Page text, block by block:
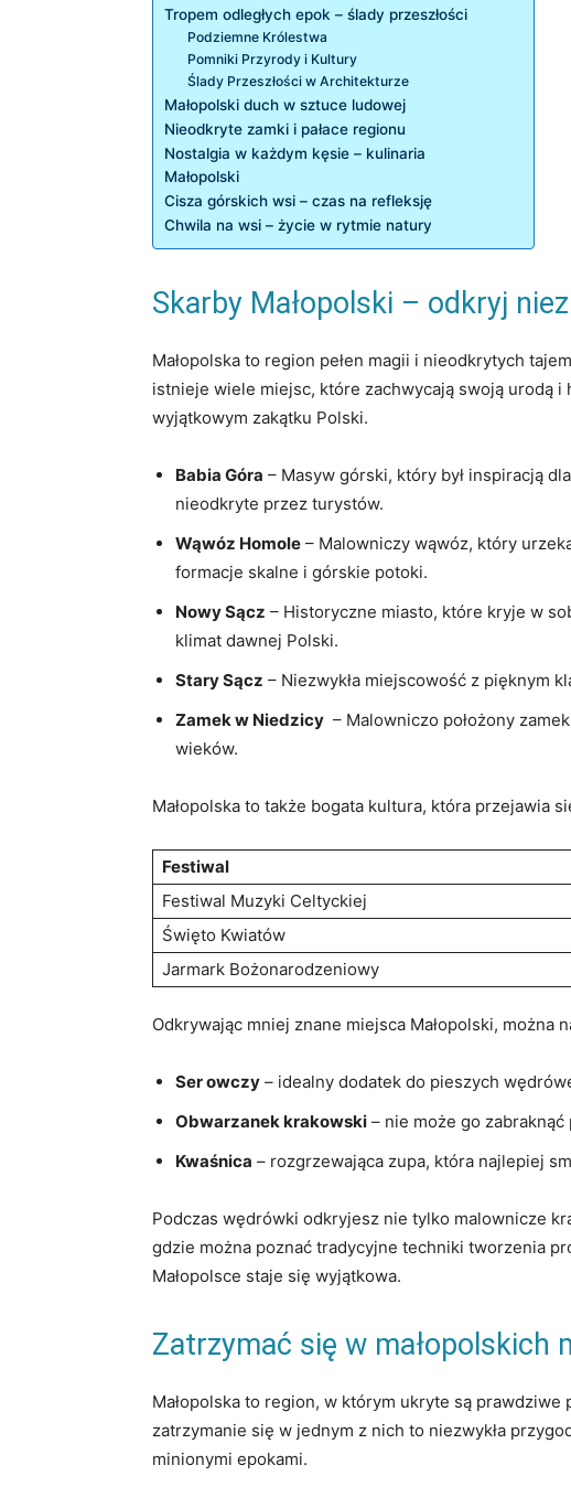
Tropem odległych epok⁢ – ślady przeszłości
Podziemne Królestwa
Pomniki ‍Przyrody i Kultury
Ślady Przeszłości w ​Architekturze
Małopolski duch w sztuce ludowej
Nieodkryte ‌zamki i​ pałace⁢ regionu
Nostalgia⁤ w każdym kęsie – kulinaria
Małopolski
Cisza ‍górskich wsi – czas na refleksję
Chwila na ⁤wsi – życie ​w rytmie natury
Skarby Małopolski –‍ odkryj
Małopolska to region pełen magii⁢ i nieodkrytych
istnieje wiele miejsc, które‍ zachwycają swoją urodą⁣
⁢wyjątkowym zakątku Polski.
Babia Góra – Masyw górski,⁢ który był inspiracją
nieodkryte przez ‌turystów.
Wąwóz Homole – ⁣Malowniczy wąwóz, który
formacje skalne i górskie potoki.
Nowy ⁣Sącz – Historyczne miasto, ​które kryje w
klimat dawnej Polski.
Stary Sącz –‍ Niezwykła miejscowość​ z pięknym⁢
Zamek w Niedzicy
– ​Malowniczo ⁤położony
wieków.
Małopolska to także bogata kultura, która przejawia
Festiwal
Festiwal Muzyki ⁣Celtyckiej
Święto Kwiatów
Jarmark Bożonarodzeniowy
Odkrywając​ mniej ‌znane miejsca Małopolski,​ można‍
Ser ​owczy – idealny dodatek do pieszych
Obwarzanek krakowski – nie może go
Kwaśnica – rozgrzewająca zupa, która najlepiej
Podczas ⁢wędrówki ​odkryjesz nie tylko malownicze
⁤gdzie można⁤ poznać tradycyjne techniki tworzenia
Małopolsce staje się wyjątkowa.
Zatrzymać ⁣się w ​małopolskich
Małopolska to region, w którym ukryte są
zatrzymanie się w jednym ‍z‍ nich to niezwykła
minionymi epokami.